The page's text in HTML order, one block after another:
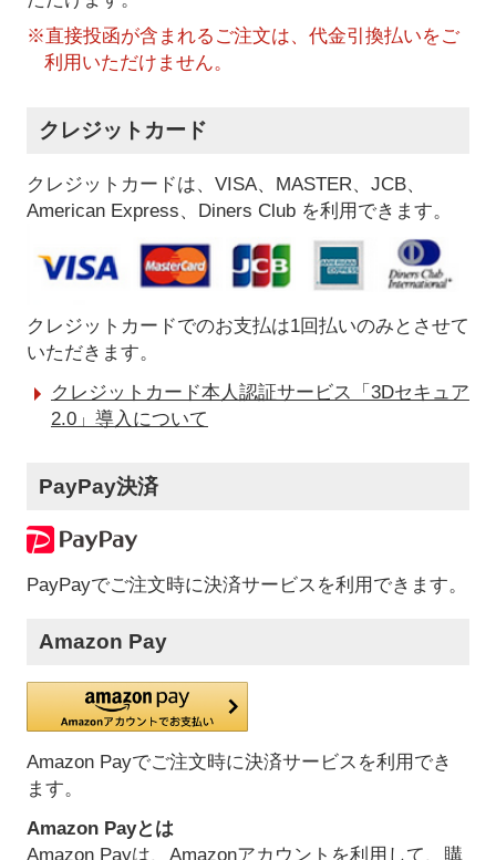
※直接投函が含まれるご注文は、代金引換払いをご
利用いただけません。
クレジットカード
クレジットカードは、VISA、MASTER、JCB、
American Express、Diners Club を利用できます。
クレジットカードでのお支払は1回払いのみとさせて
いただきます。
クレジットカード本人認証サービス「3Dセキュア
2.0」導入について
PayPay決済
PayPayでご注文時に決済サービスを利用できます。
Amazon Pay
Amazon Payでご注文時に決済サービスを利用でき
ます。
Amazon Payとは
Amazon Payは、Amazonアカウントを利用して、購